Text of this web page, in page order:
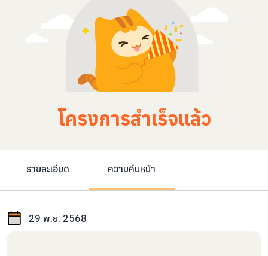
โครงการสำเร็จแล้ว
รายละเอียด ความคืบหน้า
29 พ.ย. 2568